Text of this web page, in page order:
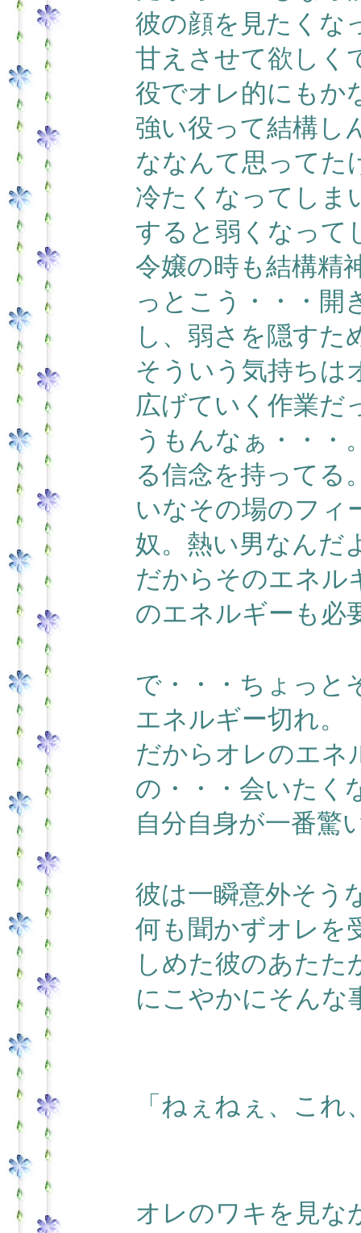
彼の顔を見たくな
甘えさせて欲しく
役でオレ的にもか
強い役って結構し
ななんて思ってた
冷たくなってしま
すると弱くなって
令嬢の時も結構精
っとこう・・・開
し、弱さを隠すた
そういう気持ちは
広げていく作業だ
うもんなぁ・・・
る信念を持ってる
いなその場のフィ
奴。熱い男なんだ
だからそのエネル
のエネルギーも必
で・・・ちょっと
エネルギー切れ。
だからオレのエネ
の・・・会いたく
自分自身が一番驚
彼は一瞬意外そう
何も聞かずオレを
しめた彼のあたた
にこやかにそんな
「ねぇねぇ、こ
オレのワキを見な